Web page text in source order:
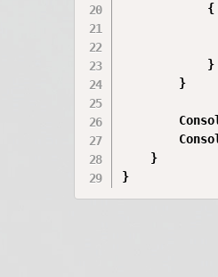
            {
            }
        }
    }
}